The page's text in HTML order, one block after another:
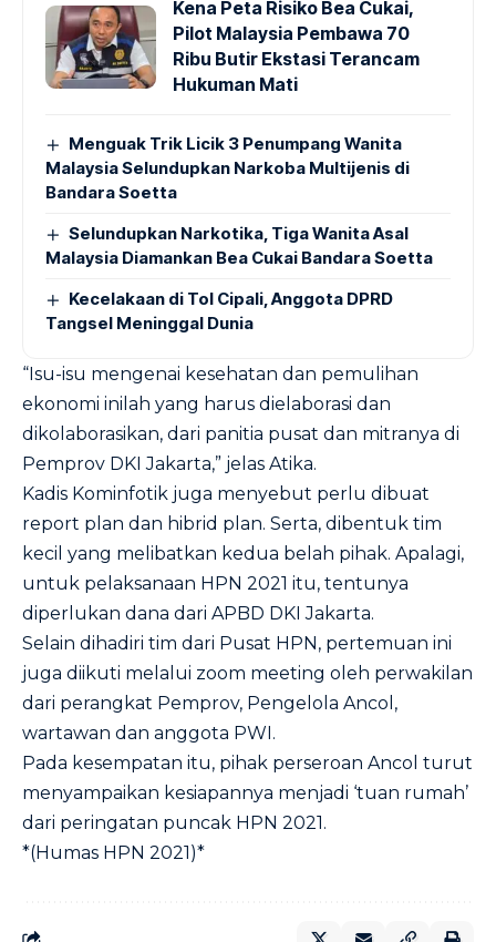
Kena Peta Risiko Bea Cukai,
Pilot Malaysia Pembawa 70
Ribu Butir Ekstasi Terancam
Hukuman Mati
Menguak Trik Licik 3 Penumpang Wanita
Malaysia Selundupkan Narkoba Multijenis di
Bandara Soetta
Selundupkan Narkotika, Tiga Wanita Asal
Malaysia Diamankan Bea Cukai Bandara Soetta
Kecelakaan di Tol Cipali, Anggota DPRD
Tangsel Meninggal Dunia
“Isu-isu mengenai kesehatan dan pemulihan
ekonomi inilah yang harus dielaborasi dan
dikolaborasikan, dari panitia pusat dan mitranya di
Pemprov DKI Jakarta,” jelas Atika.
Kadis Kominfotik juga menyebut perlu dibuat
report plan dan hibrid plan. Serta, dibentuk tim
kecil yang melibatkan kedua belah pihak. Apalagi,
untuk pelaksanaan HPN 2021 itu, tentunya
diperlukan dana dari APBD DKI Jakarta.
Selain dihadiri tim dari Pusat HPN, pertemuan ini
juga diikuti melalui zoom meeting oleh perwakilan
dari perangkat Pemprov, Pengelola Ancol,
wartawan dan anggota PWI.
Pada kesempatan itu, pihak perseroan Ancol turut
menyampaikan kesiapannya menjadi ‘tuan rumah’
dari peringatan puncak HPN 2021.
*(Humas HPN 2021)*